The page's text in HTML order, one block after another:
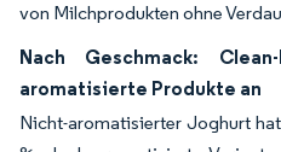
von Milchprodukten ohne
Nach Geschmack:
aromatisierte Produkte an
Nicht-aromatisierter Joghurt